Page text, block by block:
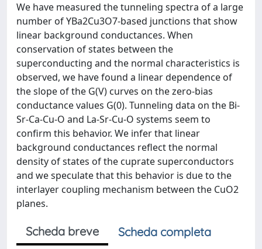
We have measured the tunneling spectra of a large
number of YBa2Cu3O7-based junctions that show
linear background conductances. When
conservation of states between the
superconducting and the normal characteristics is
observed, we have found a linear dependence of
the slope of the G(V) curves on the zero-bias
conductance values G(0). Tunneling data on the Bi-
Sr-Ca-Cu-O and La-Sr-Cu-O systems seem to
confirm this behavior. We infer that linear
background conductances reflect the normal
density of states of the cuprate superconductors
and we speculate that this behavior is due to the
interlayer coupling mechanism between the CuO2
planes.
Scheda breve
Scheda completa